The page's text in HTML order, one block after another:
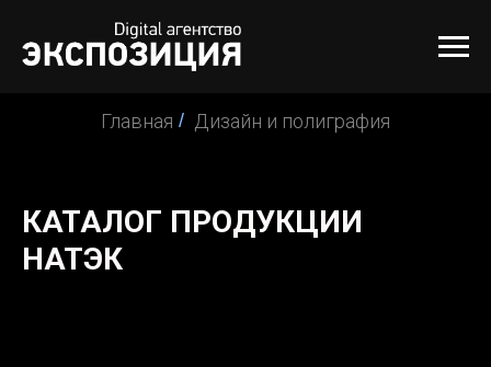
Главная / Дизайн и полиграфия
КАТАЛОГ ПРОДУКЦИИ
НАТЭК